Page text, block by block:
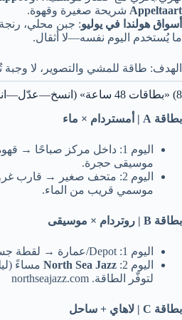
Appeltaart شريحة صغيرة وقهوة.
أسواق هولندا في يوليو: جبن محلي،
ما يُستخدم اليوم نفسه—لا أثقال.
الهدف: طاقة للمشي والتصوير، لا وجبة
8) «بطاقات 48 ساعة» (انسخ—عدّل—انطلق)
بطاقة A | أمستردام × ماء
اليوم 1: داخل مركز
موسيقى حجرة.
اليوم 2: متحف صغير →
موسمي قريب من الماء.
بطاقة B | روتردام × موسيقى
اليوم 1: Depot/عمارة → لقطة جسر.
اليوم 2:
North Sea Jazz مساءً
لتوفّر الطاقة. northseajazz.com
بطاقة C | لاهاي + ساحل